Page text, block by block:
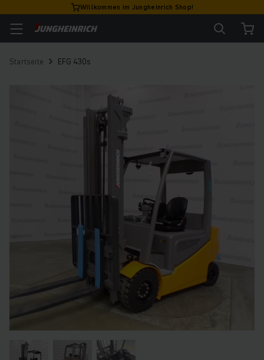
Willkommen im Jungheinrich Shop!
Startseite EFG 430s